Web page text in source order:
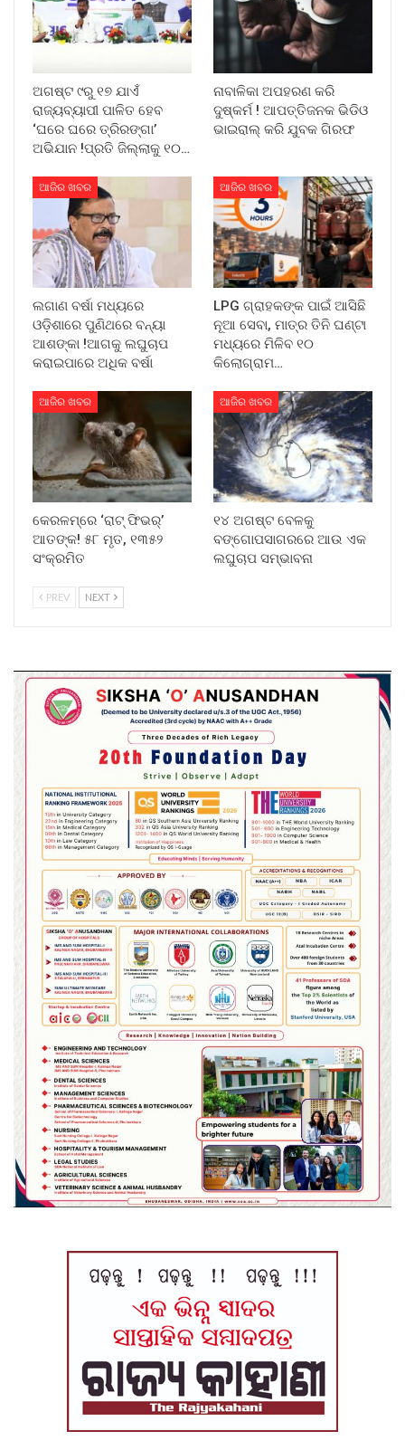
ଅଗଷ୍ଟ ୯ରୁ ୧୭ ଯାଏଁ
ରାଜ୍ୟବ୍ୟାପୀ ପାଳିତ ହେବ
‘ଘରେ ଘରେ ତ୍ରିରଙ୍ଗା’
ଅଭିଯାନ !ପ୍ରତି ଜିଲ୍ଲାକୁ ୧୦…
ନାବାଳିକା ଅପହରଣ କରି
ଦୁଷ୍କର୍ମ ! ଆପତ୍ତିଜନକ ଭିଡିଓ
ଭାଇରାଲ୍ କରି ଯୁବକ ଗିରଫ
ଆଜିର ଖବର
ଲଗାଣ ବର୍ଷା ମଧ୍ୟରେ
ଓଡ଼ିଶାରେ ପୁଣିଥରେ ବନ୍ୟା
ଆଶଙ୍କା !ଆଗକୁ ଲଘୁଚାପ
କରାଇପାରେ ଅଧିକ ବର୍ଷା
ଆଜିର ଖବର
LPG ଗ୍ରାହକଙ୍କ ପାଇଁ ଆସିଛି
ନୂଆ ସେବା, ମାତ୍ର ତିନି ଘଣ୍ଟା
ମଧ୍ୟରେ ମିଳିବ ୧୦
କିଲୋଗ୍ରାମ…
ଆଜିର ଖବର
କେରଳମ୍‌ରେ ‘ରାଟ୍ ଫିଭର୍’
ଆତଙ୍କ! ୫୮ ମୃତ, ୧୩୫୨
ସଂକ୍ରମିତ
ଆଜିର ଖବର
୧୪ ଅଗଷ୍ଟ ବେଳକୁ
ବଙ୍ଗୋପସାଗରରେ ଆଉ ଏକ
ଲଘୁଚାପ ସମ୍ଭାବନା
PREV NEXT